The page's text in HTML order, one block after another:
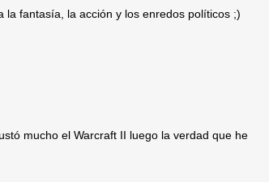
la fantasía, la acción y los enredos políticos ;)
mucho el Warcraft II luego la verdad que he